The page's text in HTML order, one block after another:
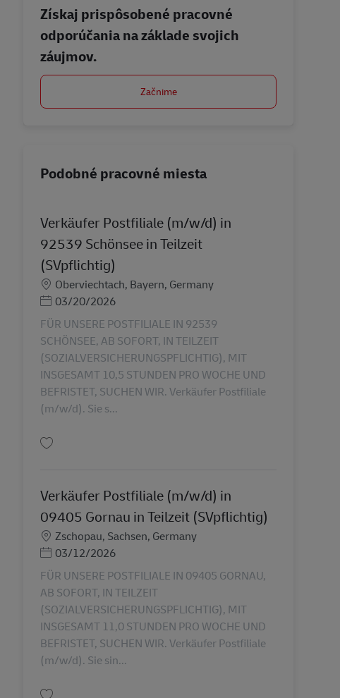
Získaj prispôsobené pracovné
odporúčania na základe svojich
záujmov.
Začnime
Podobné pracovné miesta
Verkäufer Postfiliale (m/w/d) in
92539 Schönsee in Teilzeit
(SVpflichtig)
Miesto
Oberviechtach, Bayern, Germany
Posted Date
03/20/2026
FÜR UNSERE POSTFILIALE IN 92539
SCHÖNSEE, AB SOFORT, IN TEILZEIT
(SOZIALVERSICHERUNGSPFLICHTIG), MIT
INSGESAMT 10,5 STUNDEN PRO WOCHE UND
BEFRISTET, SUCHEN WIR. Verkäufer Postfiliale
(m/w/d). Sie s...
Verkäufer Postfiliale (m/w/d) in
09405 Gornau in Teilzeit (SVpflichtig)
Miesto
Zschopau, Sachsen, Germany
Posted Date
03/12/2026
FÜR UNSERE POSTFILIALE IN 09405 GORNAU,
AB SOFORT, IN TEILZEIT
(SOZIALVERSICHERUNGSPFLICHTIG), MIT
INSGESAMT 11,0 STUNDEN PRO WOCHE UND
BEFRISTET, SUCHEN WIR. Verkäufer Postfiliale
(m/w/d). Sie sin...